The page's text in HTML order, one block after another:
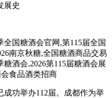
展史
成功举办112届。成都作为举